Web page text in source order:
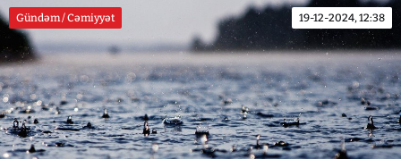
Gündəm / Cəmiyyət 19-12-2024, 12:38